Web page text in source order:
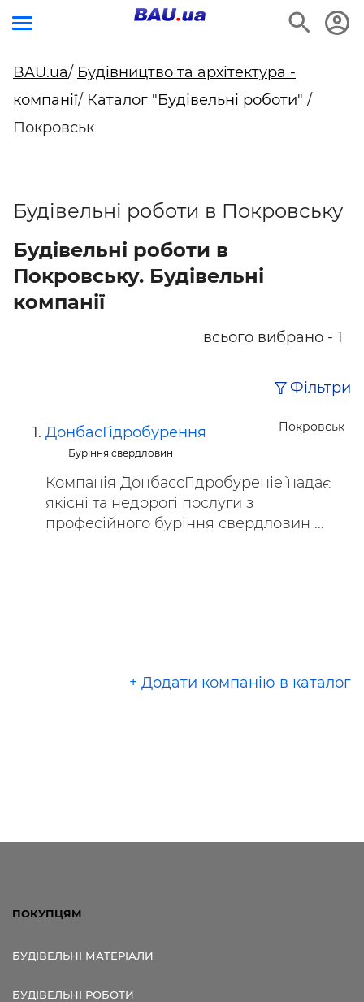
BAU.ua/ Будівництво та архітектура -
компанії/ Каталог "Будівельні роботи" /
Покровськ
Будівельні роботи в Покровську
Будівельні роботи в
Покровську. Будівельні
компанії
всього вибрано - 1
Фільтри
Покровськ
ДонбасГідробурення
Буріння свердловин
Компанія `ДонбассГідробуреніе` надає
якісні та недорогі послуги з
професійного буріння свердловин ...
+ Додати компанію в каталог
ПОКУПЦЯМ
БУДІВЕЛЬНІ МАТЕРІАЛИ
БУДІВЕЛЬНІ РОБОТИ